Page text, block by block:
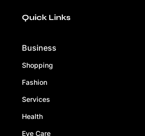
Quick Links
Business
Shopping
Fashion
Services
Health
Eye Care